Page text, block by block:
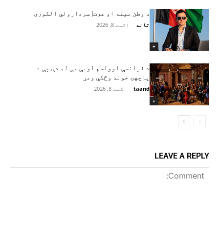
+
د وطن مینه او عزت| سردارولي الکوزی
تاند - اګست 8, 2026
+
د فرانسې اوولسم لویې بې له دې چې د
پاچهۍ خوند وڅکي ومړ
taand
- اګست 8, 2026
LEAVE A REPLY